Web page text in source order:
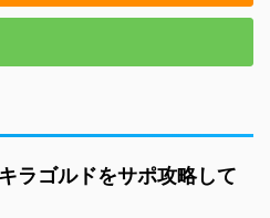
ラゴルドをサポ攻略して